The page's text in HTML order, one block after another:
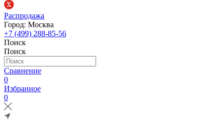
Распродажа
Город: Москва
+7 (499) 288-85-56
Поиск
Поиск
Сравнение
0
Избранное
0